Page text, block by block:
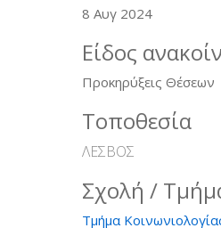
8 Αυγ 2024
Είδος
Προκηρύξεις Θέσεων
Τοποθεσία
ΛΕΣΒΟΣ
Σχολή /
Τμήμα